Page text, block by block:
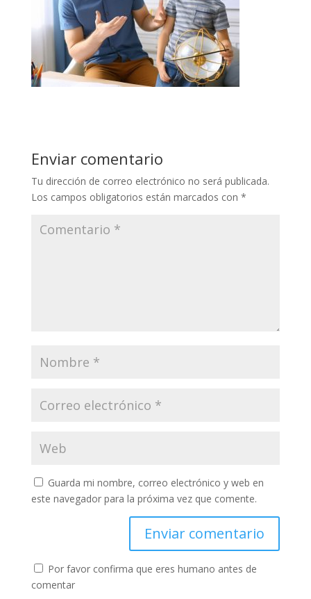
Enviar comentario
Tu dirección de correo electrónico no será publicada.
Los campos obligatorios están marcados con *
Guarda mi nombre, correo electrónico y web en
este navegador para la próxima vez que comente.
Por favor confirma que eres humano antes de
comentar